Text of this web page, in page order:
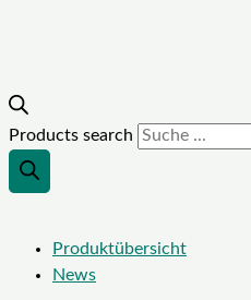
Products search
Produktübersicht
News